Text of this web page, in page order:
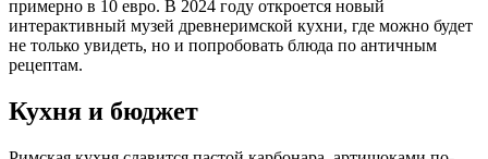
примерно в 10 евро. В 2024 году откроется новый
интерактивный музей древнеримской кухни, где можно будет
не только увидеть, но и попробовать блюда по античным
рецептам.
Кухня и бюджет